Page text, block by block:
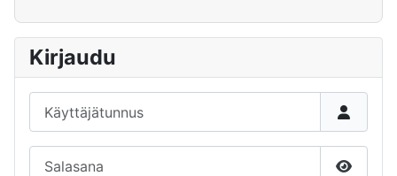
Kirjaudu